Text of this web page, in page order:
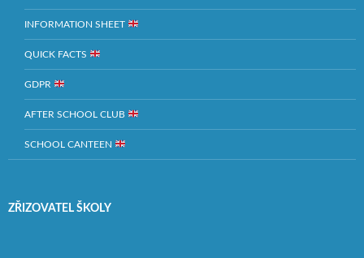
INFORMATION SHEET
QUICK FACTS
GDPR
AFTER SCHOOL CLUB
SCHOOL CANTEEN
ZŘIZOVATEL ŠKOLY